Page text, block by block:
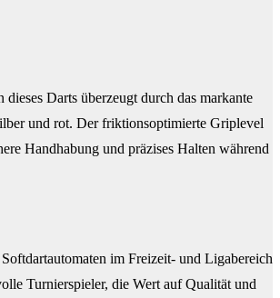
Darts überzeugt durch das markante
und rot. Der friktionsoptimierte Griplevel
Handhabung und präzises Halten während
im Freizeit- und Ligabereich
Turnierspieler, die Wert auf Qualität und